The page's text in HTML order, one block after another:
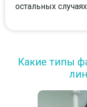
остальных
Какие типы